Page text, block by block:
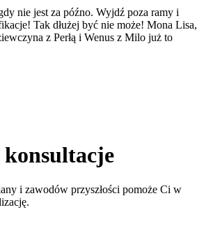
nie jest za późno. Wyjdź poza ramy i
Tak dłużej być nie może! Mona Lisa,
z Perłą i Wenus z Milo już to
i zawodów przyszłości pomoże Ci w